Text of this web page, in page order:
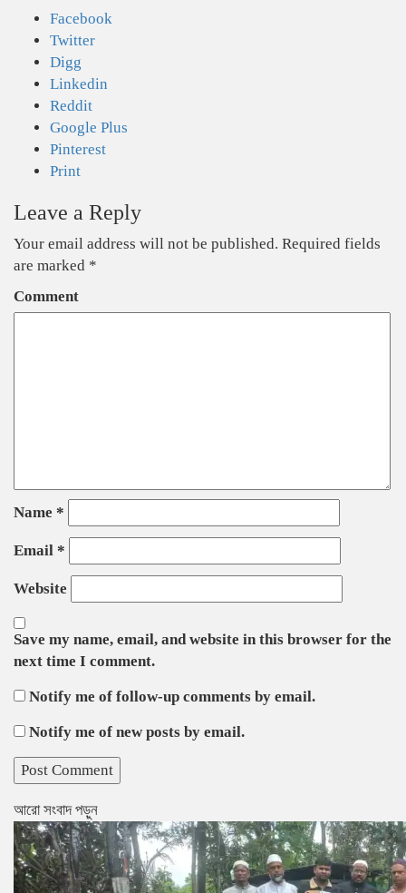
Facebook
Twitter
Digg
Linkedin
Reddit
Google Plus
Pinterest
Print
Leave a Reply
Your email address will not be published. Required fields
are marked *
Comment
Name *
Email *
Website
Save my name, email, and website in this browser for the
next time I comment.
Notify me of follow-up comments by email.
Notify me of new posts by email.
আরো সংবাদ পড়ুন